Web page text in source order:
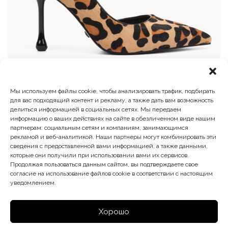
Мы используем файлы cookie, чтобы анализировать трафик, подбирать
для вас подходящий контент и рекламу, а также дать вам возможность
делиться информацией в социальных сетях. Мы передаем
информацию о ваших действиях на сайте в обезличенном виде нашим
партнерам: социальным сетям и компаниям, занимающимся
рекламой и веб-аналитикой. Наши партнеры могут комбинировать эти
сведения с предоставленной вами информацией, а также данными,
которые они получили при использовании вами их сервисов.
Продолжая пользоваться данным сайтом, вы подтверждаете свое
согласие на использование файлов cookie в соответствии с настоящим
уведомлением.
Хорошо
14 900₽ Первоначальная
цена
составляла
14
900 ₽.
8 940₽Текущая
цена:
8
940 ₽.